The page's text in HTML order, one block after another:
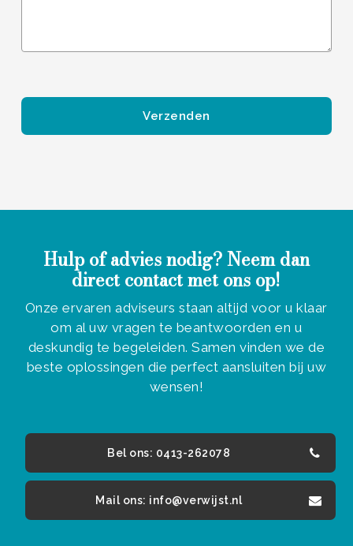
Hulp of advies nodig? Neem dan
direct contact met ons op!
Onze ervaren adviseurs staan altijd voor u klaar
om al uw vragen te beantwoorden en u
deskundig te begeleiden. Samen vinden we de
beste oplossingen die perfect aansluiten bij uw
wensen!
Bel ons: 0413-262078
Mail ons: info@verwijst.nl